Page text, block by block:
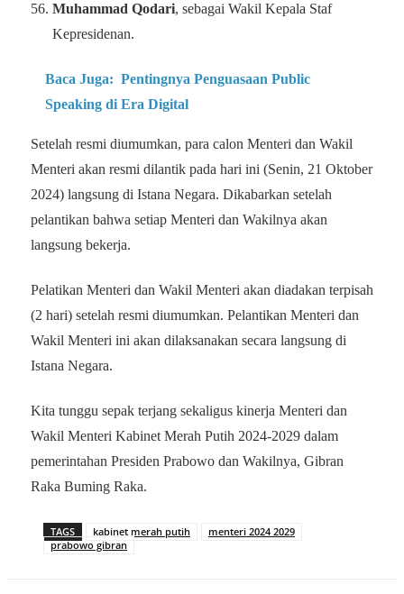
Muhammad Qodari, sebagai Wakil Kepala Staf
Kepresidenan.
Baca Juga: Pentingnya Penguasaan Public
Speaking di Era Digital
Setelah resmi diumumkan, para calon Menteri dan Wakil
Menteri akan resmi dilantik pada hari ini (Senin, 21 Oktober
2024) langsung di Istana Negara. Dikabarkan setelah
pelantikan bahwa setiap Menteri dan Wakilnya akan
langsung bekerja.
Pelatikan Menteri dan Wakil Menteri akan diadakan terpisah
(2 hari) setelah resmi diumumkan. Pelantikan Menteri dan
Wakil Menteri ini akan dilaksanakan secara langsung di
Istana Negara.
Kita tunggu sepak terjang sekaligus kinerja Menteri dan
Wakil Menteri Kabinet Merah Putih 2024-2029 dalam
pemerintahan Presiden Prabowo dan Wakilnya, Gibran
Raka Buming Raka.
TAGS kabinet merah putih
menteri 2024 2029
prabowo gibran